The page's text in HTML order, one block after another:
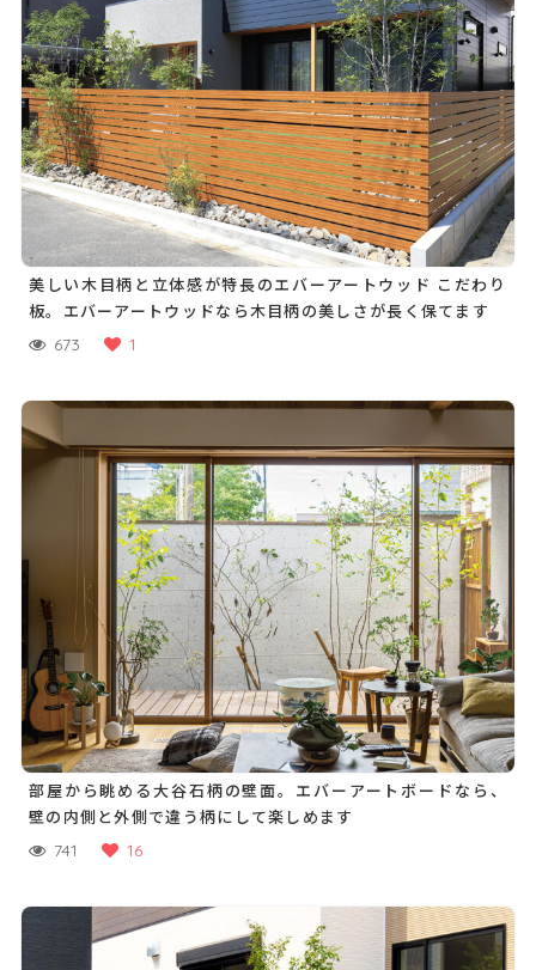
美しい木目柄と立体感が特長のエバーアートウッド こだわり
板。エバーアートウッドなら木目柄の美しさが長く保てます
673 1
部屋から眺める大谷石柄の壁面。エバーアートボードなら、
壁の内側と外側で違う柄にして楽しめます
741 16